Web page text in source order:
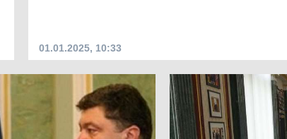
01.01.2025, 10:33